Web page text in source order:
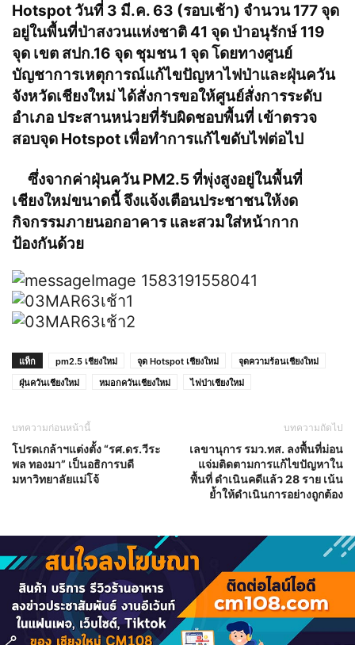
Hotspot วันที่ 3 มี.ค. 63 (รอบเช้า) จำนวน 177 จุด
อยู่ในพื้นที่ป่าสงวนแห่งชาติ 41 จุด ป่าอนุรักษ์ 119
จุด เขต สปก.16 จุด ชุมชน 1 จุด โดยทางศูนย์
บัญชาการเหตุการณ์แก้ไขปัญหาไฟป่าและฝุ่นควัน
จังหวัดเชียงใหม่ ได้สั่งการขอให้ศูนย์สั่งการระดับ
อำเภอ ประสานหน่วยที่รับผิดชอบพื้นที่ เข้าตรวจ
สอบจุด Hotspot เพื่อทำการแก้ไขดับไฟต่อไป
ซึ่งจากค่าฝุ่นควัน PM2.5 ที่พุ่งสูงอยู่ในพื้นที่
เชียงใหม่ขนาดนี้ จึงแจ้งเตือนประชาชนให้งด
กิจกรรมภายนอกอาคาร และสวมใส่หน้ากาก
ป้องกันด้วย
แท็ก pm2.5 เชียงใหม่ จุด Hotspot เชียงใหม่
จุดความร้อนเชียงใหม่
ฝุ่นควันเชียงใหม่
หมอกควันเชียงใหม่ ไฟป่าเชียงใหม่
บทความก่อนหน้านี้
โปรดเกล้าฯแต่งตั้ง “รศ.ดร.วีระ
พล ทองมา” เป็นอธิการบดี
มหาวิทยาลัยแม่โจ้
บทความถัดไป
เลขานุการ รมว.ทส. ลงพื้นที่ม่อน
แจ่มติดตามการแก้ไขปัญหาใน
พื้นที่ ดำเนินคดีแล้ว 28 ราย เน้น
ย้ำให้ดำเนินการอย่างถูกต้อง